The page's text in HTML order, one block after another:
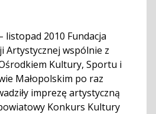
listopad 2010 Fundacja
Artystycznej wspólnie z
Kultury, Sportu i
Małopolskim po raz
imprezę artystyczną
Konkurs Kultury